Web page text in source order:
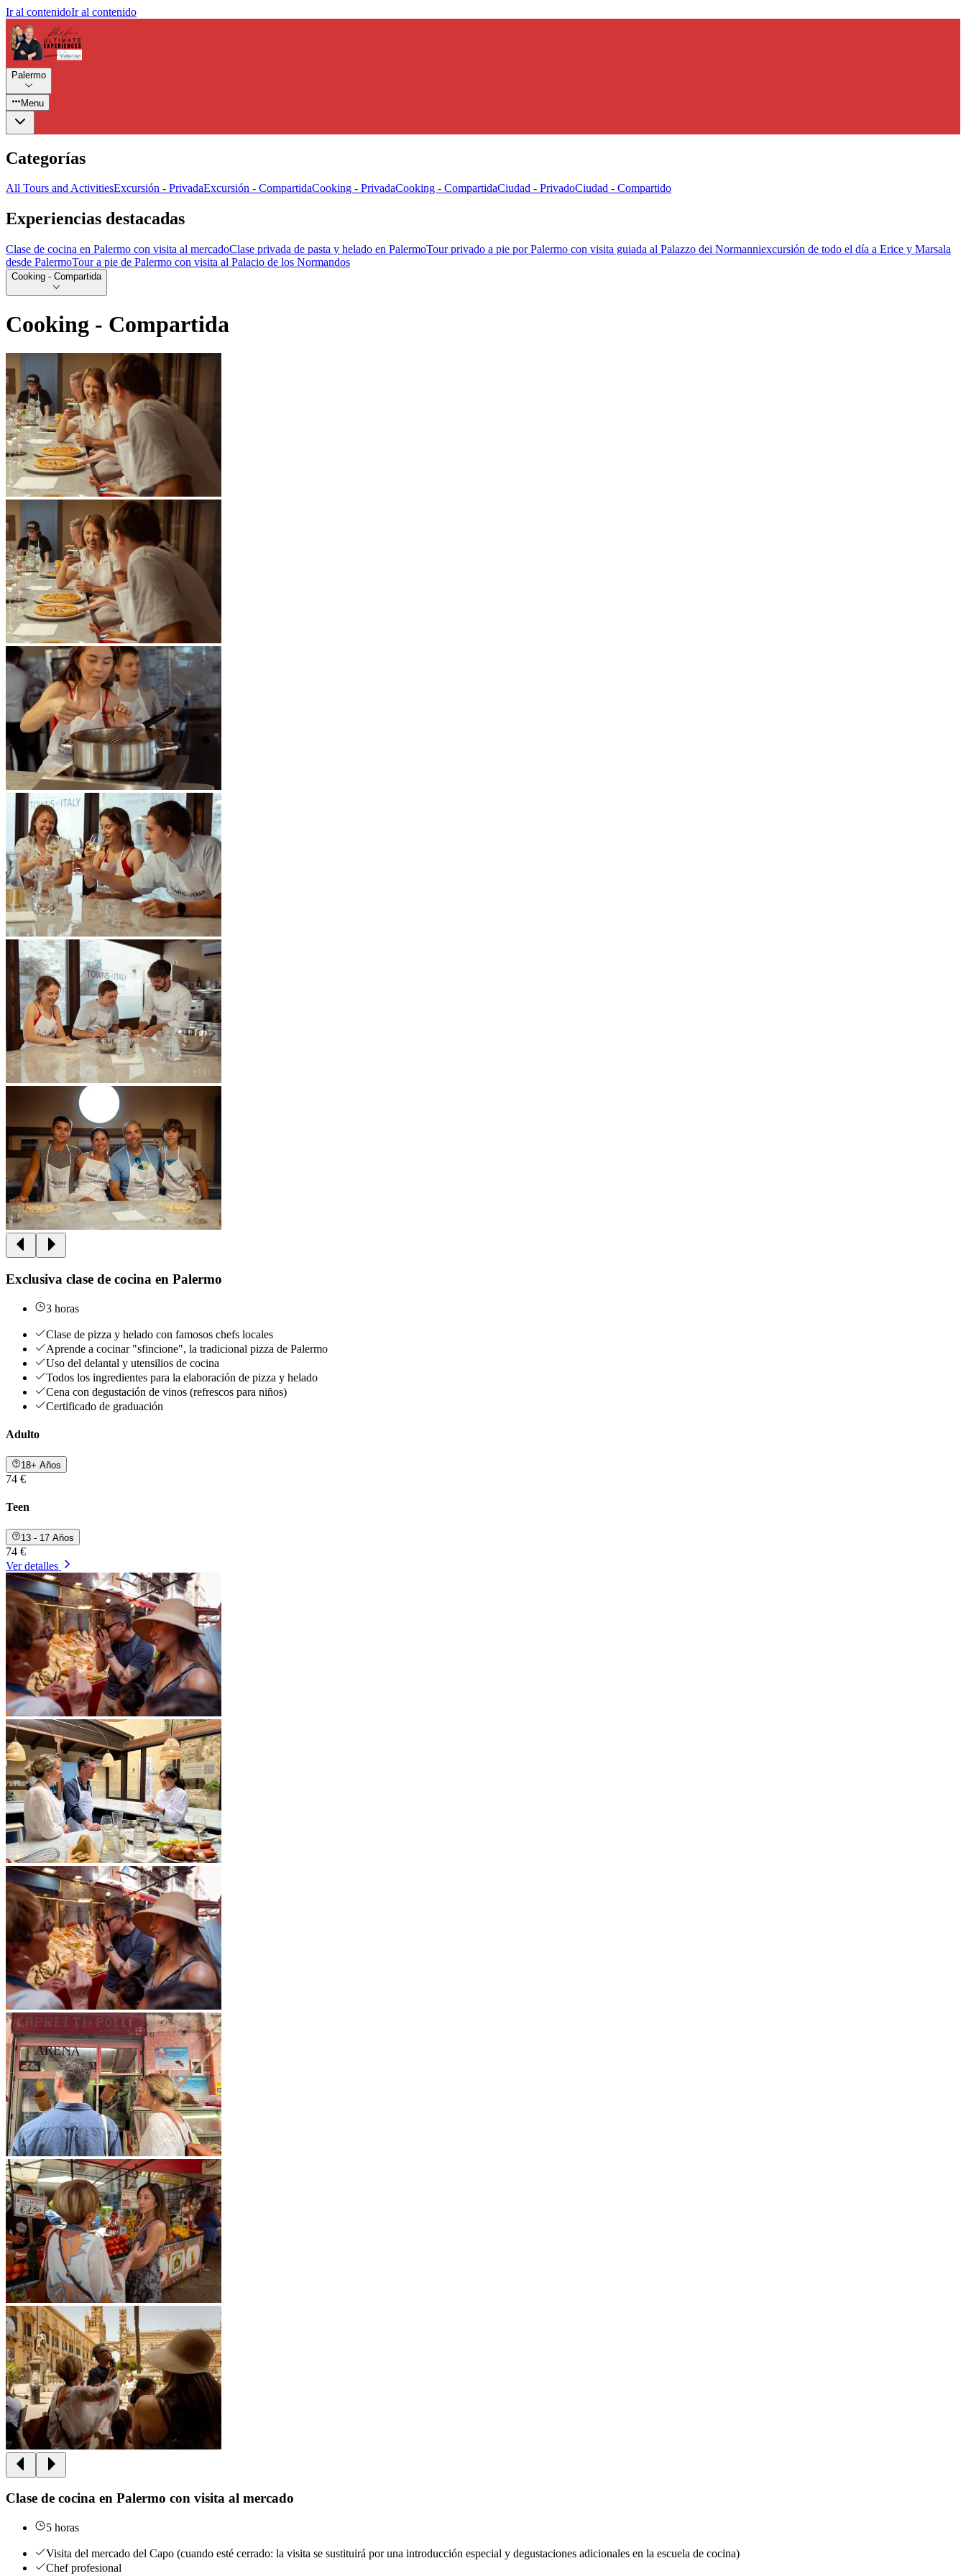
Ir al contenidoIr al contenido
Palermo
Menu
Categorías
All Tours and ActivitiesExcursión - PrivadaExcursión - CompartidaCooking - PrivadaCooking - CompartidaCiudad - PrivadoCiudad - Compartido
Experiencias destacadas
Clase de cocina en Palermo con visita al mercadoClase privada de pasta y helado en PalermoTour privado a pie por Palermo con visita guiada al Palazzo dei Normanniexcursión de todo el día a Erice y Marsala
desde PalermoTour a pie de Palermo con visita al Palacio de los Normandos
Cooking - Compartida
Cooking - Compartida
Exclusiva clase de cocina en Palermo
3 horas
Clase de pizza y helado con famosos chefs locales
Aprende a cocinar "sfincione", la tradicional pizza de Palermo
Uso del delantal y utensilios de cocina
Todos los ingredientes para la elaboración de pizza y helado
Cena con degustación de vinos (refrescos para niños)
Certificado de graduación
Adulto
18+ Años
74 €
Teen
13 - 17 Años
74 €
Ver detalles
Clase de cocina en Palermo con visita al mercado
5 horas
Visita del mercado del Capo (cuando esté cerrado: la visita se sustituirá por una introducción especial y degustaciones adicionales en la escuela de cocina)
Chef profesional